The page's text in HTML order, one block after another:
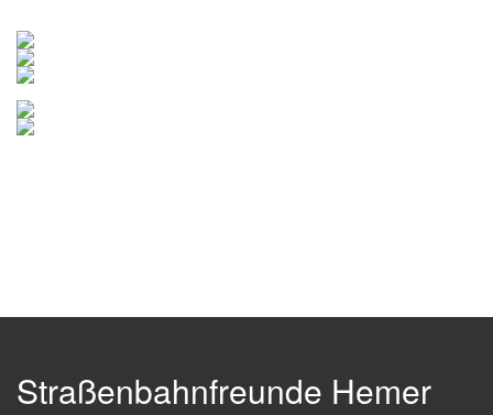
Straßenbahnfreunde Hemer